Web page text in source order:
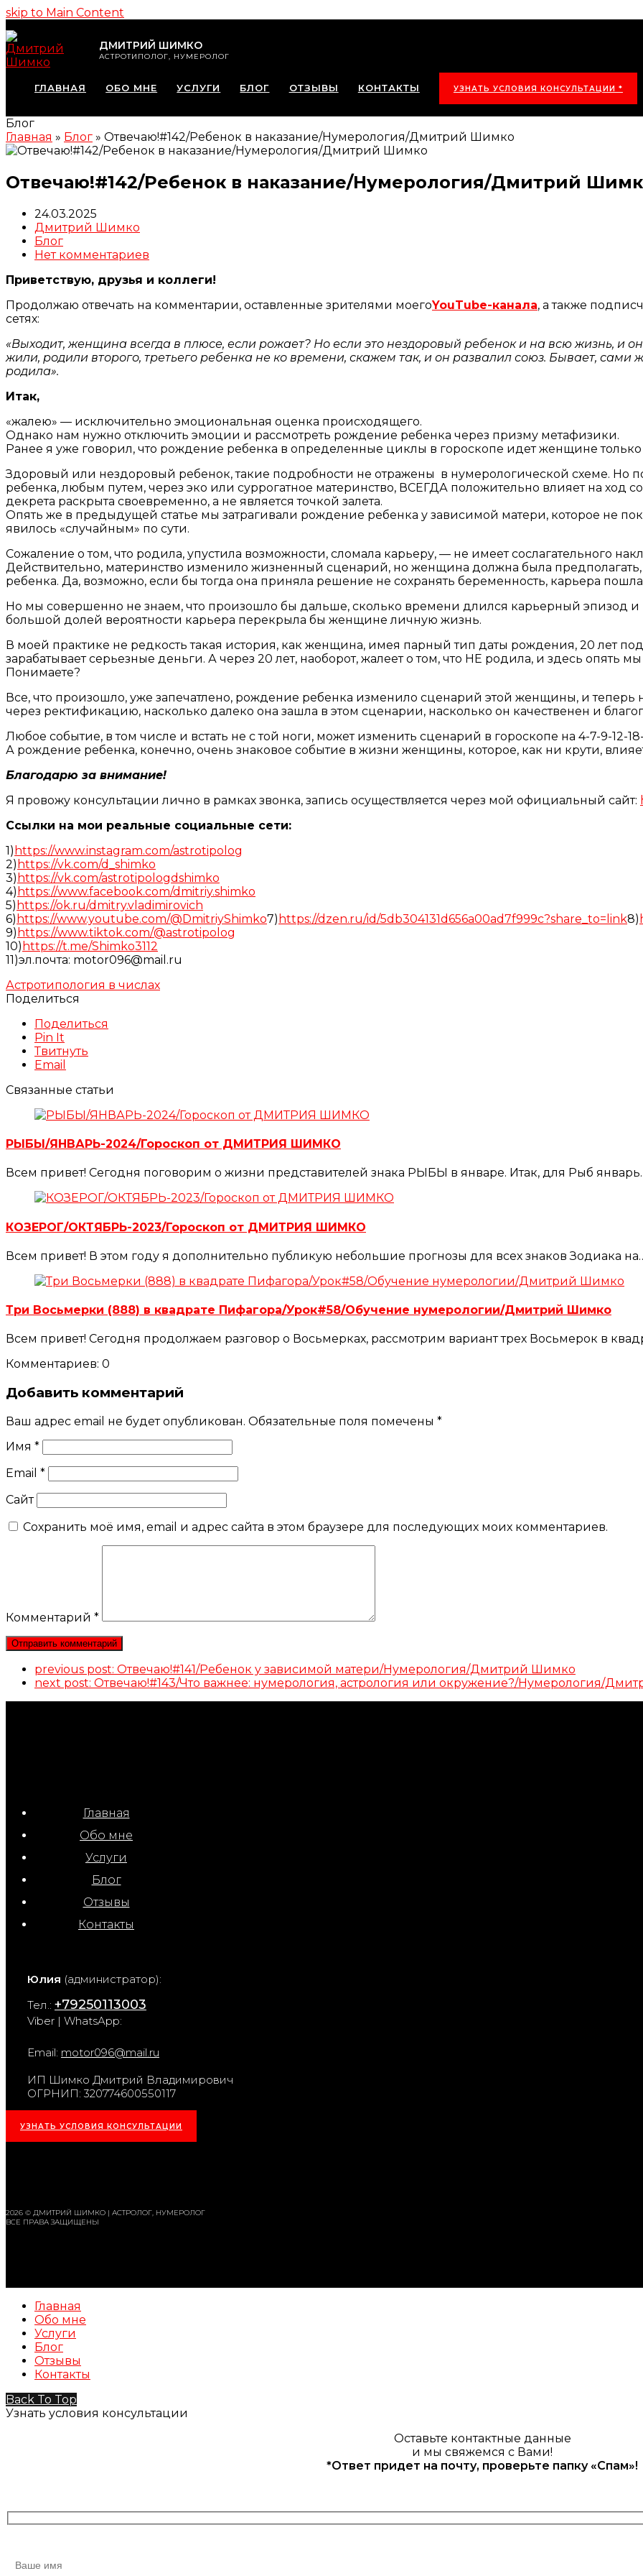
skip to Main Content
ДМИТРИЙ ШИМКО
АСТРОТИПОЛОГ, НУМЕРОЛОГ
ГЛАВНАЯ ОБО МНЕ УСЛУГИ БЛОГ ОТЗЫВЫ КОНТАКТЫ УЗНАТЬ УСЛОВИЯ КОНСУЛЬТАЦИИ *
Блог
Главная » Блог » Отвечаю!#142/Ребенок в наказание/Нумерология/Дмитрий Шимко
Отвечаю!#142/Ребенок в наказание/Нумерология/Дмитрий
24.03.2025
Дмитрий Шимко
Блог
Нет комментариев
Приветствую, друзья и коллеги!
Продолжаю отвечать на комментарии, оставленные зрителями моегоYouTube-канала, а также
сетях:
«Выходит, женщина всегда в плюсе, если рожает? Но если это нездоровый ребенок и на всю жизнь, и
жили, родили второго, третьего ребенка не ко времени, скажем так, и он развалил союз. Бывает,
родила».
Итак,
«жалею» — исключительно эмоциональная оценка происходящего.
Однако нам нужно отключить эмоции и рассмотреть рождение ребенка через призму метафизики.
Ранее я уже говорил, что рождение ребенка в определенные циклы в гороскопе идет женщине
Здоровый или нездоровый ребенок, такие подробности не отражены в нумерологической схеме. Но
ребенка, любым путем, через эко или суррогатное материнство, ВСЕГДА положительно влияет на ход
декрета раскрыта своевременно, а не является точкой залета.
Опять же в предыдущей статье мы затрагивали рождение ребенка у зависимой матери, которое не
явилось «случайным» по сути.
Сожаление о том, что родила, упустила возможности, сломала карьеру, — не имеет сослагательного
Действительно, материнство изменило жизненный сценарий, но женщина должна была предполагать,
ребенка. Да, возможно, если бы тогда она приняла решение не сохранять беременность, карьера
Но мы совершенно не знаем, что произошло бы дальше, сколько времени длился карьерный эпизод
большой долей вероятности карьера перекрыла бы женщине личную жизнь.
В моей практике не редкость такая история, как женщина, имея парный тип даты рождения, 20 лет
зарабатывает серьезные деньги. А через 20 лет, наоборот, жалеет о том, что НЕ родила, и здесь
Понимаете?
Все, что произошло, уже запечатлено, рождение ребенка изменило сценарий этой женщины, и теперь
через ректификацию, насколько далеко она зашла в этом сценарии, насколько он качественен и
Любое событие, в том числе и встать не с той ноги, может изменить сценарий в гороскопе на 4-7-9-12-
А рождение ребенка, конечно, очень знаковое событие в жизни женщины, которое, как ни крути,
Благодарю за внимание!
Я провожу консультации лично в рамках звонка, запись осуществляется через мой официальный сайт:
Ссылки на мои реальные социальные сети:
1) https://www.instagram.com/astrotipolog
2) https://vk.com/d_shimko
3) https://vk.com/astrotipologdshimko
4) https://www.facebook.com/dmitriy.shimko
5) https://ok.ru/dmitry.vladimirovich
6) https://www.youtube.com/@DmitriyShimko7) https://dzen.ru/id/5db304131d656a00ad7f999c?share_to=link8)
9) https://www.tiktok.com/@astrotipolog
10) https://t.me/Shimko3112
11)эл.почта: motor096@mail.ru
Астротипология в числах
Поделиться
Поделиться
Pin It
Твитнуть
Email
Связанные статьи
РЫБЫ/ЯНВАРЬ-2024/Гороскоп от ДМИТРИЯ ШИМКО
Всем привет! Сегодня поговорим о жизни представителей знака РЫБЫ в январе. Итак, для Рыб
КОЗЕРОГ/ОКТЯБРЬ-2023/Гороскоп от ДМИТРИЯ ШИМКО
Всем привет! В этом году я дополнительно публикую небольшие прогнозы для всех знаков Зодиака
Три Восьмерки (888) в квадрате Пифагора/Урок#58/Обучение нумерологии/Дмитрий Шимко
Всем привет! Сегодня продолжаем разговор о Восьмерках, рассмотрим вариант трех Восьмерок в
Комментариев: 0
Добавить комментарий
Ваш адрес email не будет опубликован. Обязательные поля помечены *
Имя *
Email *
Сайт
Сохранить моё имя, email и адрес сайта в этом браузере для последующих моих комментариев.
Комментарий *
previous post: Отвечаю!#141/Ребенок у зависимой матери/Нумерология/Дмитрий Шимко
next post: Отвечаю!#143/Что важнее: нумерология, астрология или окружение?/Нумерология/
Главная
Обо мне
Услуги
Блог
Отзывы
Контакты
Юлия (администратор):
Тел.: +79250113003
Viber | WhatsApp:
Email: motor096@mail.ru
ИП Шимко Дмитрий Владимирович
ОГРНИП: 320774600550117
УЗНАТЬ УСЛОВИЯ КОНСУЛЬТАЦИИ
2026 © ДМИТРИЙ ШИМКО | АСТРОЛОГ, НУМЕРОЛОГ
ВСЕ ПРАВА ЗАЩИЩЕНЫ
Главная
Обо мне
Услуги
Блог
Отзывы
Контакты
Back To Top
Узнать условия консультации
Оставьте контактные данные
и мы свяжемся с Вами!
*Ответ придет на почту, проверьте папку «Спам»!